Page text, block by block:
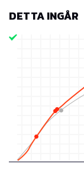
DETTA INGÅR